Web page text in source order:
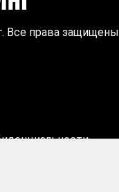
Все права защищены